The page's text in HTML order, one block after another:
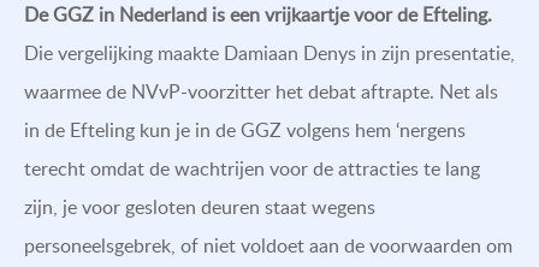
De GGZ in Nederland is een vrijkaartje voor de Efteling.
Die vergelijking maakte Damiaan Denys in zijn presentatie,
waarmee de NVvP-voorzitter het debat aftrapte. Net als
in de Efteling kun je in de GGZ volgens hem ‘nergens
terecht omdat de wachtrijen voor de attracties te lang
zijn, je voor gesloten deuren staat wegens
personeelsgebrek, of niet voldoet aan de voorwaarden om